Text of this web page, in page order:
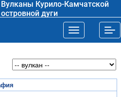
Вулканы Курило-Камчатской
островной дуги
Toggle